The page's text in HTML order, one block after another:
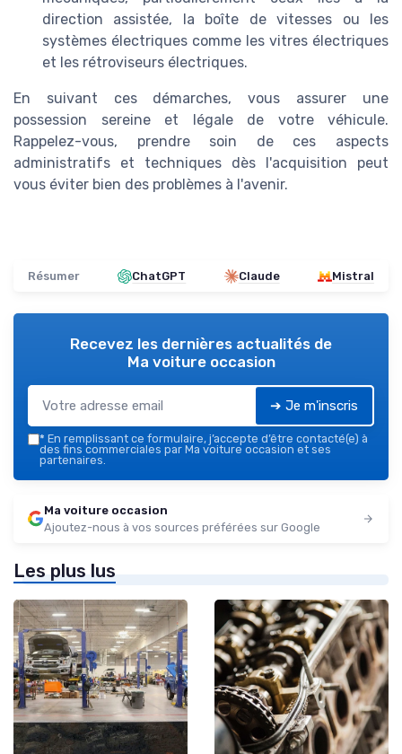
direction assistée, la boîte de vitesses ou les
systèmes électriques comme les vitres électriques
et les rétroviseurs électriques.
En suivant ces démarches, vous assurer une
possession sereine et légale de votre véhicule.
Rappelez-vous, prendre soin de ces aspects
administratifs et techniques dès l'acquisition peut
vous éviter bien des problèmes à l'avenir.
Résumer ChatGPT Claude Mistral
Recevez les dernières actualités de
Ma voiture occasion
➔ Je m'inscris
* En remplissant ce formulaire, j’accepte d’être contacté(e) à
des fins commerciales par Ma voiture occasion et ses
partenaires.
Ma voiture occasion
Ajoutez-nous à vos sources préférées sur Google
Les plus lus